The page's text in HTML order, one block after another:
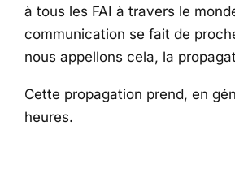
à tous les FAI à travers le
communication se fait de
nous appellons cela, la
Cette propagation prend, en
heures.